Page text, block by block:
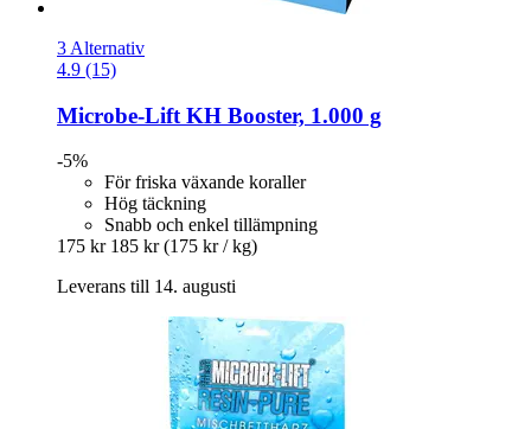
3 Alternativ
4.9 (15)
Microbe-Lift KH Booster, 1.000 g
-5%
För friska växande koraller
Hög täckning
Snabb och enkel tillämpning
175 kr 185 kr (175 kr / kg)
Leverans till 14. augusti